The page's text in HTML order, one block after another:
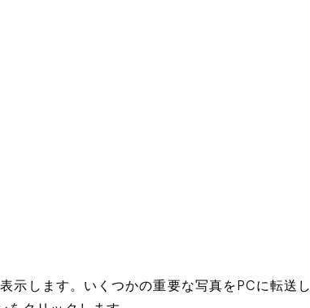
示します。いくつかの重要な写真をPCに転送し